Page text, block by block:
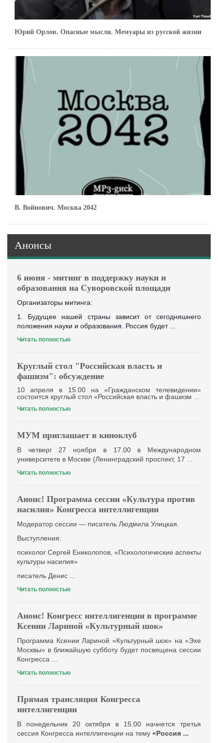
Юрий Орлов. Опасные мысли. Мемуары из русской жизни
В. Войнович. Москва 2042
Анонсы
6 июня - митинг в поддержку науки и
образования на Суворовской площади
Организаторы митинга:
1. Будущее нашей страны зависит от сегодняшнего
положения науки и образования. Россия будет ...
Читать полностью
Круглый стол "Российская власть и
фашизм": обсуждение
10 апреля в 15.00 на «Гражданском телевидении»
состоится круглый стол «Российская власть и фашизм ...
Читать полностью
МУМ приглашает в киноклуб
В четверг 27 ноября в 17.00 в Международном
университете в Москве (Ленинградский проспект, 17 ...
Читать полностью
Анонс! Программа сессии «Культура против
насилия» Конгресса интеллигенции
Модератор сессии — писатель Людмила Улицкая.
Выступления:
психолог Сергей Ениколопов, «Психологические аспекты
культуры насилия»
писатель Денис ...
Читать полностью
Анонс! Конгресс интеллигенции в программе
Ксении Лариной «Культурный шок»
Программа Ксении Лариной «Культурный шок» на «Эхе
Москвы» в ближайшую субботу будет посвящена сессии
Конгресса ...
Читать полностью
Прямая трансляция Конгресса
интеллигенции
В понедельник 20 октября в 15.00 начнется третья
сессия Конгресса интеллигенции на тему «Россия ...